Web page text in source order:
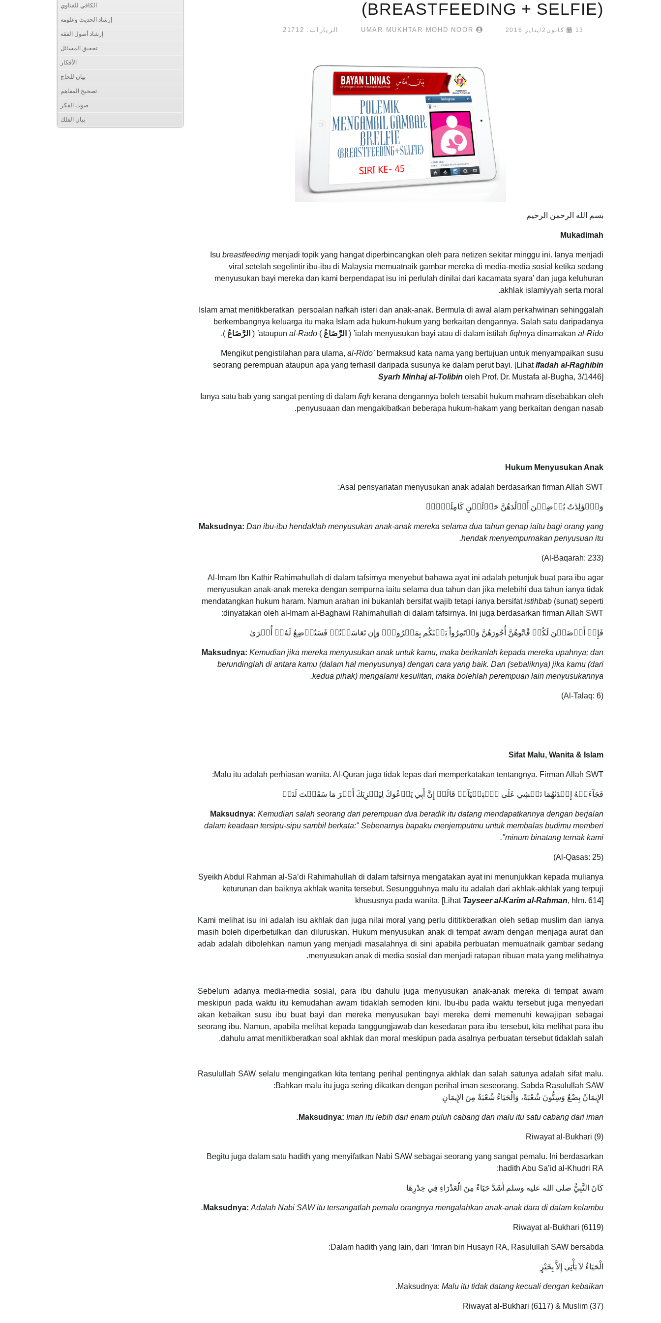
(BREASTFEEDING + SELFIE)
13 كانون2/يناير 2016 الزيارات: 21712
بسم الله الرحمن الرحيم
Mukadimah
Isu breastfeeding menjadi topik yang hangat diperbincangkan oleh para netizen sekitar minggu ini. Ianya menjadi
viral setelah segelintir ibu-ibu di Malaysia memuatnaik gambar mereka di media-media sosial ketika sedang
menyusukan bayi mereka dan kami berpendapat isu ini perlulah dinilai dari kacamata syara’ dan juga keluhuran
akhlak islamiyyah serta moral.
Islam amat menitikberatkan persoalan nafkah isteri dan anak-anak. Bermula di awal alam perkahwinan sehinggalah
berkembangnya keluarga itu maka Islam ada hukum-hukum yang berkaitan dengannya. Salah satu daripadanya
ialah menyusukan bayi atau di dalam istilah fiqhnya dinamakan al-Rido’
( الرِّضَاعُ ) ataupun
al-Rado’
( الرَّضَاعُ ).
Mengikut pengistilahan para ulama, al-Rido’ bermaksud kata nama yang bertujuan untuk menyampaikan susu
seorang perempuan ataupun apa yang terhasil daripada susunya ke dalam perut bayi. [LihatIfadah al-Raghibin
Syarh Minhaj al-Tolibin oleh Prof. Dr. Mustafa al-Bugha, 3/1446]
Ianya satu bab yang sangat penting di dalam fiqh kerana dengannya boleh tersabit hukum mahram disebabkan oleh
penyusuaan dan mengakibatkan beberapa hukum-hakam yang berkaitan dengan nasab.
Hukum Menyusukan Anak
Asal pensyariatan menyusukan anak adalah berdasarkan firman Allah SWT:
وَٱلۡوَٰلِدَٰتُ يُرۡضِعۡنَ أَوۡلَٰدَهُنَّ حَوۡلَيۡنِ كَامِلَيۡنِۖ
Maksudnya: Dan ibu-ibu hendaklah menyusukan anak-anak mereka selama dua tahun genap iaitu bagi orang yang
hendak menyempurnakan penyusuan itu.
(Al-Baqarah: 233)
Al-Imam Ibn Kathir Rahimahullah di dalam tafsirnya menyebut bahawa ayat ini adalah petunjuk buat para ibu agar
menyusukan anak-anak mereka dengan sempurna iaitu selama dua tahun dan jika melebihi dua tahun ianya tidak
mendatangkan hukum haram. Namun arahan ini bukanlah bersifat wajib tetapi ianya bersifatistihbab (sunat) seperti
dinyatakan oleh al-Imam al-Baghawi Rahimahullah di dalam tafsirnya. Ini juga berdasarkan firman Allah SWT:
فَإِنۡ أَرۡضَعۡنَ لَكُمۡ فَ‍َٔاتُوهُنَّ أُجُورَهُنَّ وَأۡتَمِرُواْ بَيۡنَكُم بِمَعۡرُوفٖۖ وَإِن تَعَاسَرۡتُمۡ فَسَتُرۡضِعُ لَهُۥٓ أُخۡرَىٰ
Maksudnya: Kemudian jika mereka menyusukan anak untuk kamu, maka berikanlah kepada mereka upahnya; dan
berundinglah di antara kamu (dalam hal menyusunya) dengan cara yang baik. Dan (sebaliknya) jika kamu (dari
kedua pihak) mengalami kesulitan, maka bolehlah perempuan lain menyusukannya.
(Al-Talaq: 6)
Sifat Malu, Wanita & Islam
Malu itu adalah perhiasan wanita. Al-Quran juga tidak lepas dari memperkatakan tentangnya. Firman Allah SWT:
فَجَآءَتۡهُ إِحۡدَىٰهُمَا تَمۡشِي عَلَى ٱسۡتِحۡيَآءٖ قَالَتۡ إِنَّ أَبِي يَدۡعُوكَ لِيَجۡزِيَكَ أَجۡرَ مَا سَقَيۡتَ لَنَاۚ
Maksudnya: Kemudian salah seorang dari perempuan dua beradik itu datang mendapatkannya dengan berjalan
dalam keadaan tersipu-sipu sambil berkata:" Sebenarnya bapaku menjemputmu untuk membalas budimu memberi
minum binatang ternak kami".
(Al-Qasas: 25)
Syeikh Abdul Rahman al-Sa’di Rahimahullah di dalam tafsirnya mengatakan ayat ini menunjukkan kepada mulianya
keturunan dan baiknya akhlak wanita tersebut. Sesungguhnya malu itu adalah dari akhlak-akhlak yang terpuji
khususnya pada wanita. [Lihat Tayseer al-Karim al-Rahman, hlm. 614]
Kami melihat isu ini adalah isu akhlak dan juga nilai moral yang perlu dititikberatkan oleh setiap muslim dan ianya
masih boleh diperbetulkan dan diluruskan. Hukum menyusukan anak di tempat awam dengan menjaga aurat dan
adab adalah dibolehkan namun yang menjadi masalahnya di sini apabila perbuatan memuatnaik gambar sedang
menyusukan anak di media sosial dan menjadi ratapan ribuan mata yang melihatnya.
Sebelum adanya media-media sosial, para ibu dahulu juga menyusukan anak-anak mereka di tempat awam
meskipun pada waktu itu kemudahan awam tidaklah semoden kini. Ibu-ibu pada waktu tersebut juga menyedari
akan kebaikan susu ibu buat bayi dan mereka menyusukan bayi mereka demi memenuhi kewajipan sebagai
seorang ibu. Namun, apabila melihat kepada tanggungjawab dan kesedaran para ibu tersebut, kita melihat para ibu
dahulu amat menitikberatkan soal akhlak dan moral meskipun pada asalnya perbuatan tersebut tidaklah salah.
Rasulullah SAW selalu mengingatkan kita tentang perihal pentingnya akhlak dan salah satunya adalah sifat malu.
Bahkan malu itu juga sering dikatkan dengan perihal iman seseorang. Sabda Rasulullah SAW:
الإِيمَانُ بِضْعٌ وَسِتُّونَ شُعْبَةً، وَالْحَيَاءُ شُعْبَةٌ مِنَ الإِيمَانِ
Maksudnya: Iman itu lebih dari enam puluh cabang dan malu itu satu cabang dari iman.
Riwayat al-Bukhari (9)
Begitu juga dalam satu hadith yang menyifatkan Nabi SAW sebagai seorang yang sangat pemalu. Ini berdasarkan
hadith Abu Sa’id al-Khudri RA:
كَانَ النَّبِيُّ صلى الله عليه وسلم أَشَدَّ حَيَاءً مِنَ الْعَذْرَاءِ فِي خِدْرِهَا
Maksudnya: Adalah Nabi SAW itu tersangatlah pemalu orangnya mengalahkan anak-anak dara di dalam kelambu.
Riwayat al-Bukhari (6119)
Dalam hadith yang lain, dari ‘Imran bin Husayn RA, Rasulullah SAW bersabda:
الْحَيَاءُ لاَ يَأْتِي إِلاَّ بِخَيْرٍ
Maksudnya: Malu itu tidak datang kecuali dengan kebaikan
.
Riwayat al-Bukhari (6117) & Muslim (37)
الكافي للفتاوي
إرشاد الحديث وعلومه
إرشاد أصول الفقه
تحقيق المسائل
الأفكار
بيان للحاج
تصحيح المفاهم
صوت الفكر
بيان الفلك